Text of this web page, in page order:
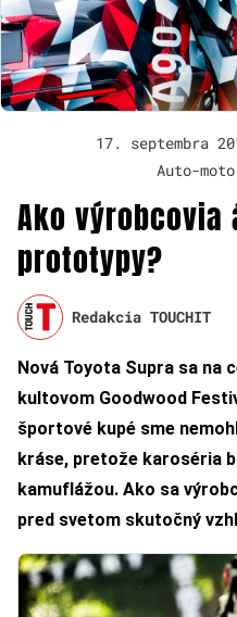
17. septembra
Auto-moto
Ako výrobcovia
prototypy?
Redakcia TOUCHIT
Nová Toyota Supra sa na
kultovom Goodwood
športové kupé sme
kráse, pretože karoséria
kamuflážou. Ako sa
pred svetom skutočný